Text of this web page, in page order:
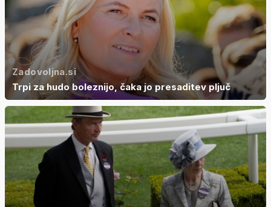
Zadovoljna.si
Trpi za hudo boleznijo, čaka jo presaditev pljuč